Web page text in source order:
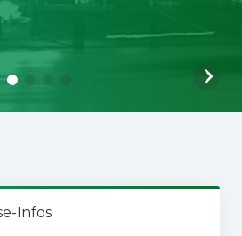
Infos